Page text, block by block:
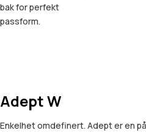
bak for perfekt
passform.
Adept W
Enkelhet omdefinert. Adept er en